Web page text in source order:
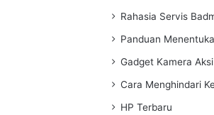
Rahasia Servis
Panduan
Gadget Kamera Aksi
Cara Menghindari
HP Terbaru